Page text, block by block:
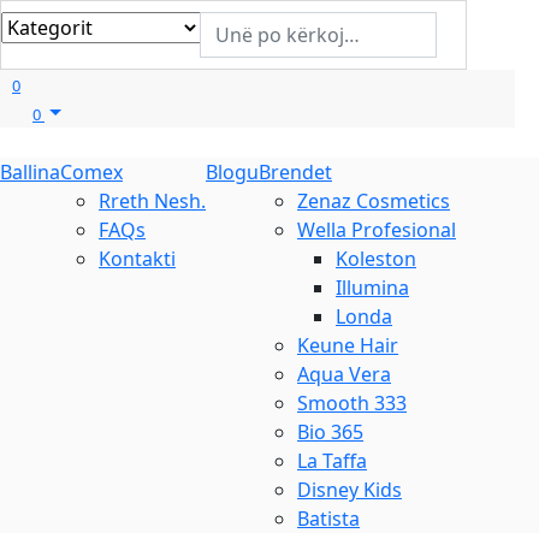
0
0
BallinaComex
Rreth Nesh.
FAQs
Kontakti
BloguBrendet
Zenaz Cosmetics
Wella Profesional
Koleston
Illumina
Londa
Keune Hair
Aqua Vera
Smooth 333
Bio 365
La Taffa
Disney Kids
Batista